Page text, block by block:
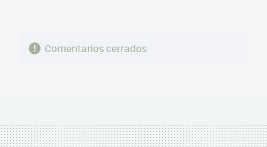
Comentarios cerrados